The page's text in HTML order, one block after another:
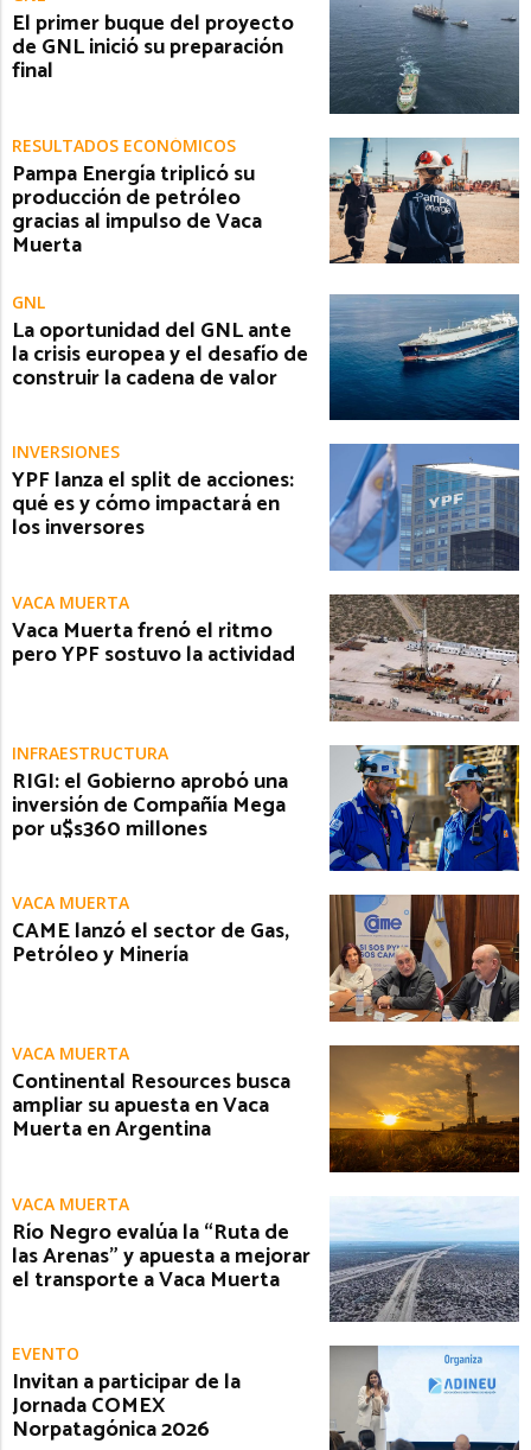
El primer buque del proyecto
de GNL inició su preparación
final
RESULTADOS ECONÓMICOS
Pampa Energía triplicó su
producción de petróleo
gracias al impulso de Vaca
Muerta
GNL
La oportunidad del GNL ante
la crisis europea y el desafío de
construir la cadena de valor
INVERSIONES
YPF lanza el split de acciones:
qué es y cómo impactará en
los inversores
VACA MUERTA
Vaca Muerta frenó el ritmo
pero YPF sostuvo la actividad
INFRAESTRUCTURA
RIGI: el Gobierno aprobó una
inversión de Compañía Mega
por u$s360 millones
VACA MUERTA
CAME lanzó el sector de Gas,
Petróleo y Minería
VACA MUERTA
Continental Resources busca
ampliar su apuesta en Vaca
Muerta en Argentina
VACA MUERTA
Río Negro evalúa la “Ruta de
las Arenas” y apuesta a mejorar
el transporte a Vaca Muerta
EVENTO
Invitan a participar de la
Jornada COMEX
Norpatagónica 2026